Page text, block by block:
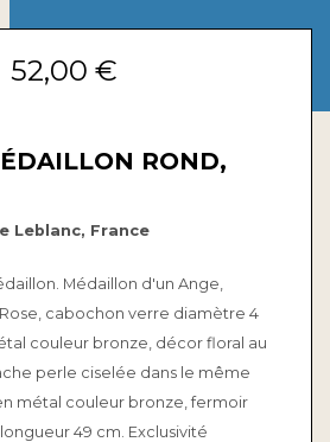
52,00 €
ROND,
Leblanc, France
Médaillon d'un Ange,
cabochon verre diamètre 4
couleur bronze, décor floral au
perle ciselée dans le même
métal couleur bronze, fermoir
49 cm. Exclusivité